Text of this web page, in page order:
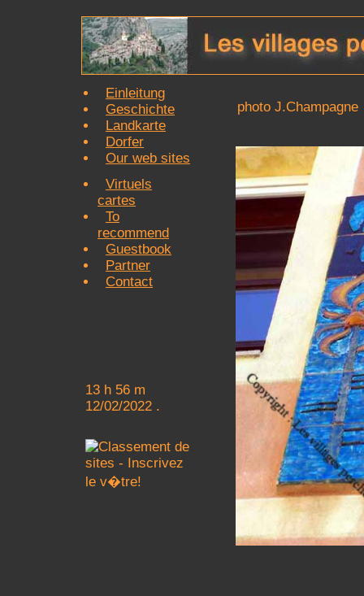
Einleitung
Geschichte
Landkarte
Dorfer
Our web sites
Virtuels
cartes
To
recommend
Guestbook
Partner
Contact
13 h 56 m
12/02/2022 .
photo J.Champagne